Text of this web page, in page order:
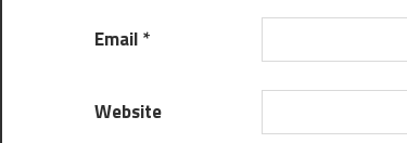
Email*
Website